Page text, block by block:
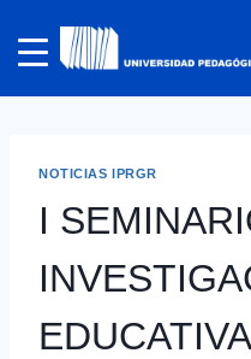
NOTICIAS IPRGR
I
EDUCATIVA